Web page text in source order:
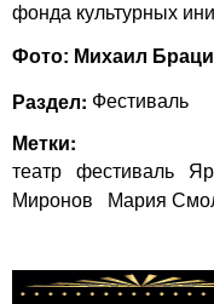
фонда культурных
Фото: Михаил
Раздел: Фестиваль
Метки:
театр фестиваль
Миронов
Мария